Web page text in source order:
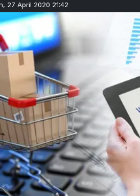
, 27 April 2020 21:42